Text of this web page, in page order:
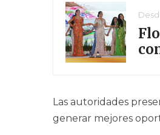
Las autoridades
generar mejores